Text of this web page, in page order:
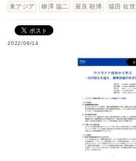
東アジア
柳澤 協二 屋良 朝博 猿田 佐世
2022/06/14